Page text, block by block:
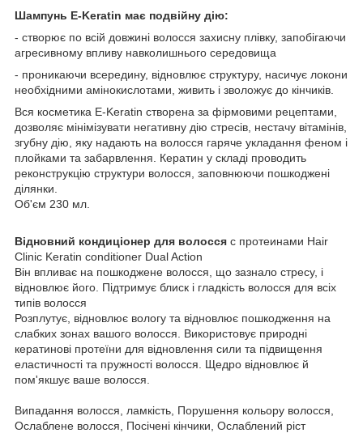
Шампунь E-Keratin має подвійну дію:
- створює по всій довжині волосся захисну плівку, запобігаючи
агресивному впливу навколишнього середовища
- проникаючи всередину, відновлює структуру, насичує локони
необхідними амінокислотами, живить і зволожує до кінчиків.
Вся косметика E-Keratin створена за фірмовими рецептами,
дозволяє мінімізувати негативну дію стресів, нестачу вітамінів,
згубну дію, яку надають на волосся гаряче укладання феном і
плойками та забарвлення. Кератин у складі проводить
реконструкцію структури волосся, заповнюючи пошкоджені
ділянки.
Об'єм 230 мл.
Відновний кондиціонер для волосся с протеинами Hair
Clinic Keratin conditioner Dual Action
Він впливає на пошкоджене волосся, що зазнало стресу, і
відновлює його. Підтримує блиск і гладкість волосся для всіх
типів волосся
Розплутує, відновлює вологу та відновлює пошкодження на
слабких зонах вашого волосся. Використовує природні
кератинові протеїни для відновлення сили та підвищення
еластичності та пружності волосся. Щедро відновлює й
пом'якшує ваше волосся.
Випадання волосся, ламкість, Порушення кольору волосся,
Ослаблене волосся, Посічені кінчики, Ослаблений ріст